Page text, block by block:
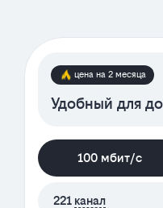
цена на 2 месяца
Удобный для
100 мбит/с
221 канал